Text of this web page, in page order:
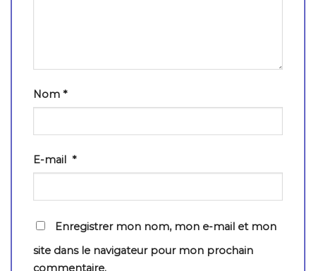
Nom *
E-mail *
Enregistrer mon nom, mon e-mail et mon
site dans le navigateur pour mon prochain
commentaire.